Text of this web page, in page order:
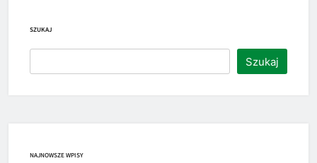
SZUKAJ
Szukaj
NAJNOWSZE WPISY